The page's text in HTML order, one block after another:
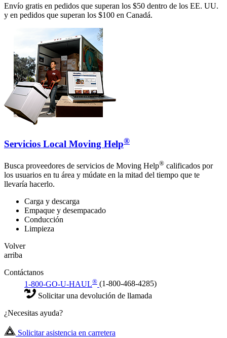
Envío gratis en pedidos que superan los $50 dentro de los EE. UU.
y en pedidos que superan los $100 en Canadá.
Servicios Local Moving Help®
Busca proveedores de servicios de Moving Help® calificados por
los usuarios en tu área y múdate en la mitad del tiempo que te
llevaría hacerlo.
Carga y descarga
Empaque y desempacado
Conducción
Limpieza
Volver
arriba
Contáctanos
1-800-GO-U-HAUL® (1-800-468-4285)
Solicitar una devolución de llamada
¿Necesitas ayuda?
Solicitar asistencia en carretera